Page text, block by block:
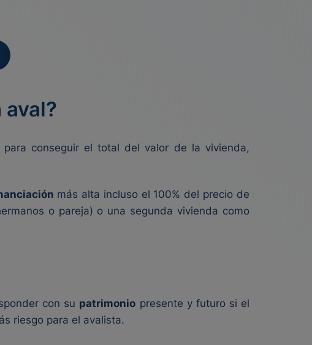
conseguir el total del valor de la vivienda,
más alta incluso el 100% del precio de
o pareja) o una segunda vivienda como
con su patrimonio presente y futuro si el
riesgo para el avalista.